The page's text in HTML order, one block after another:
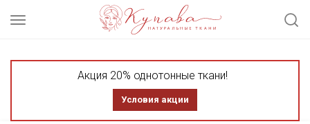
Акция 20% однотонные ткани!
Условия акции